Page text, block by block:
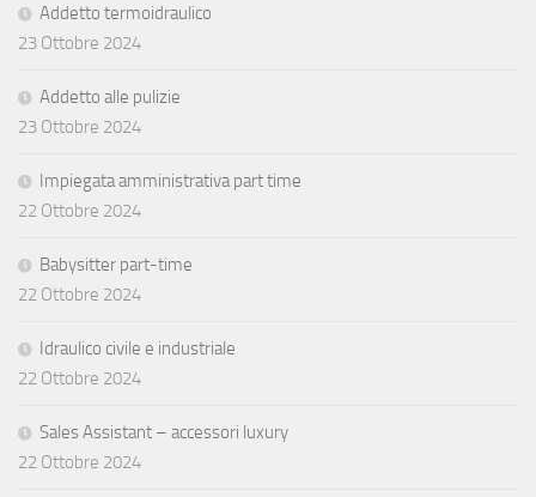
Addetto termoidraulico
23 Ottobre 2024
Addetto alle pulizie
23 Ottobre 2024
Impiegata amministrativa part time
22 Ottobre 2024
Babysitter part-time
22 Ottobre 2024
Idraulico civile e industriale
22 Ottobre 2024
Sales Assistant – accessori luxury
22 Ottobre 2024